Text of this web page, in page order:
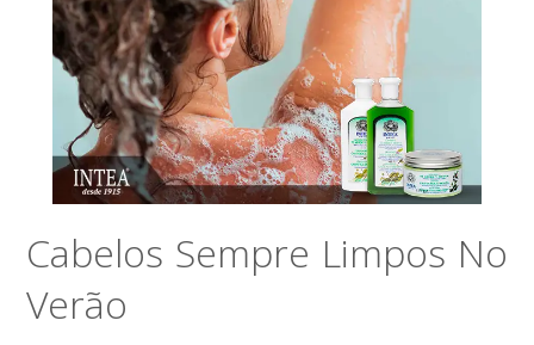
Cabelos Sempre Limpos No
Verão